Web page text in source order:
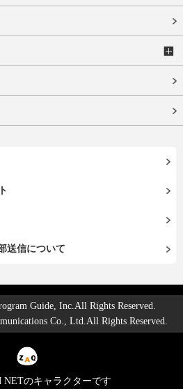
送信について
Guide, Inc.All Rights Reserved.
Co., Ltd.All Rights Reserved.
NETのキャラクターです